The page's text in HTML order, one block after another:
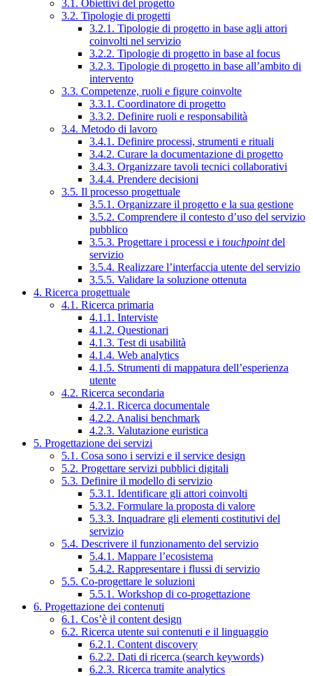
3.1. Obiettivi del progetto
3.2. Tipologie di progetti
3.2.1. Tipologie di progetto in base agli attori
coinvolti nel servizio
3.2.2. Tipologie di progetto in base al focus
3.2.3. Tipologie di progetto in base all’ambito di
intervento
3.3. Competenze, ruoli e figure coinvolte
3.3.1. Coordinatore di progetto
3.3.2. Definire ruoli e responsabilità
3.4. Metodo di lavoro
3.4.1. Definire processi, strumenti e rituali
3.4.2. Curare la documentazione di progetto
3.4.3. Organizzare tavoli tecnici collaborativi
3.4.4. Prendere decisioni
3.5. Il processo progettuale
3.5.1. Organizzare il progetto e la sua gestione
3.5.2. Comprendere il contesto d’uso del servizio
pubblico
3.5.3. Progettare i processi e i touchpointdel
servizio
3.5.4. Realizzare l’interfaccia utente del servizio
3.5.5. Validare la soluzione ottenuta
4. Ricerca progettuale
4.1. Ricerca primaria
4.1.1. Interviste
4.1.2. Questionari
4.1.3. Test di usabilità
4.1.4. Web analytics
4.1.5. Strumenti di mappatura dell’esperienza
utente
4.2. Ricerca secondaria
4.2.1. Ricerca documentale
4.2.2. Analisi benchmark
4.2.3. Valutazione euristica
5. Progettazione dei servizi
5.1. Cosa sono i servizi e il service design
5.2. Progettare servizi pubblici digitali
5.3. Definire il modello di servizio
5.3.1. Identificare gli attori coinvolti
5.3.2. Formulare la proposta di valore
5.3.3. Inquadrare gli elementi costitutivi del
servizio
5.4. Descrivere il funzionamento del servizio
5.4.1. Mappare l’ecosistema
5.4.2. Rappresentare i flussi di servizio
5.5. Co-progettare le soluzioni
5.5.1. Workshop di co-progettazione
6. Progettazione dei contenuti
6.1. Cos’è il content design
6.2. Ricerca utente sui contenuti e il linguaggio
6.2.1. Content discovery
6.2.2. Dati di ricerca (search keywords)
6.2.3. Ricerca tramite analytics